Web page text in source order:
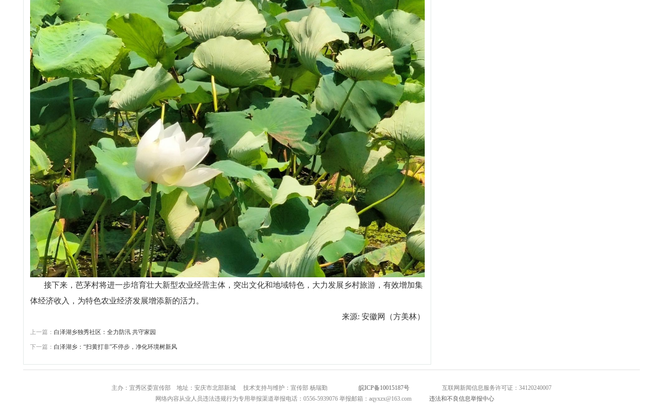
接下来，芭茅村将进一步培育壮大新型农业经营主体，突出文化和地域特色，大力发展乡村旅游，有效增加集
体经济收入，为特色农业经济发展增添新的活力。
来源: 安徽网（方美林）
上一篇： 白泽湖乡独秀社区：全力防汛 共守家园
下一篇： 白泽湖乡：“扫黄打非”不停步，净化环境树新风
主办：宜秀区委宣传部 地址：安庆市北部新城 技术支持与维护：宣传部 杨瑞勤 皖ICP备10015187号
互联网新闻信息服务许可证：34120240007
网络内容从业人员违法违规行为专用举报渠道举报电话：0556-5939076 举报邮箱：aqyxzx@163.com 违法和不良信息举报中心